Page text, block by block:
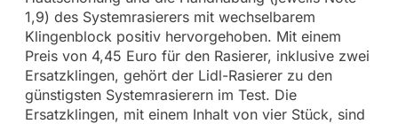
1,9) des Systemrasierers mit wechselbarem
Klingenblock positiv hervorgehoben. Mit einem
Preis von 4,45 Euro für den Rasierer, inklusive zwei
Ersatzklingen, gehört der Lidl-Rasierer zu den
günstigsten Systemrasierern im Test. Die
Ersatzklingen, mit einem Inhalt von vier Stück, sind